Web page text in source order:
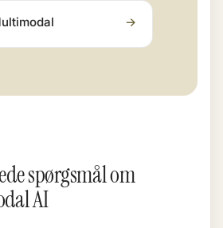
→
spørgsmål om
AI